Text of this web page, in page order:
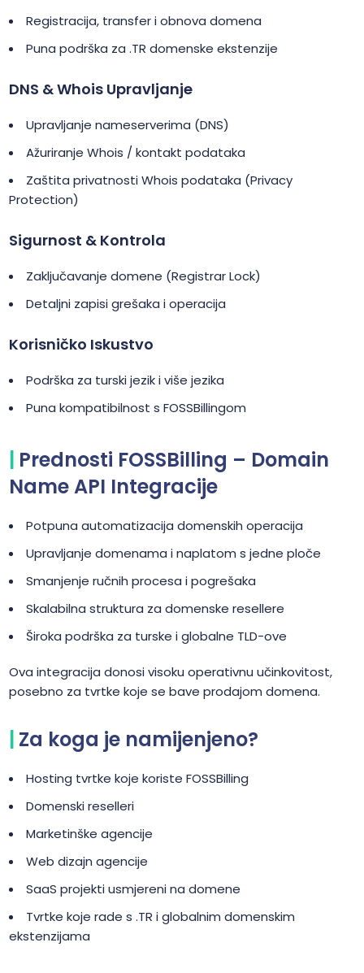
Registracija, transfer i obnova domena
Puna podrška za .TR domenske ekstenzije
DNS & Whois Upravljanje
Upravljanje nameserverima (DNS)
Ažuriranje Whois / kontakt podataka
Zaštita privatnosti Whois podataka (Privacy
Protection)
Sigurnost & Kontrola
Zaključavanje domene (Registrar Lock)
Detaljni zapisi grešaka i operacija
Korisničko Iskustvo
Podrška za turski jezik i više jezika
Puna kompatibilnost s FOSSBillingom
Prednosti FOSSBilling – Domain
Name API Integracije
Potpuna automatizacija domenskih operacija
Upravljanje domenama i naplatom s jedne ploče
Smanjenje ručnih procesa i pogrešaka
Skalabilna struktura za domenske resellere
Široka podrška za turske i globalne TLD-ove
Ova integracija donosi visoku operativnu učinkovitost,
posebno za tvrtke koje se bave prodajom domena.
Za koga je namijenjeno?
Hosting tvrtke koje koriste FOSSBilling
Domenski reselleri
Marketinške agencije
Web dizajn agencije
SaaS projekti usmjereni na domene
Tvrtke koje rade s .TR i globalnim domenskim
ekstenzijama